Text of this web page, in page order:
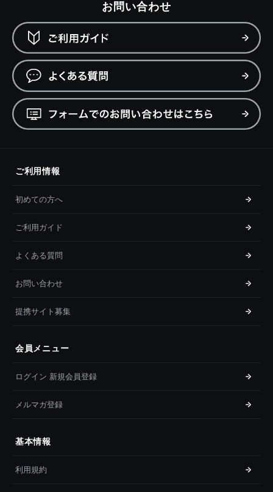
お問い合わせ
ご利用情報
初めての方へ
ご利用ガイド
よくある質問
お問い合わせ
提携サイト募集
会員メニュー
ログイン 新規会員登録
メルマガ登録
基本情報
利用規約